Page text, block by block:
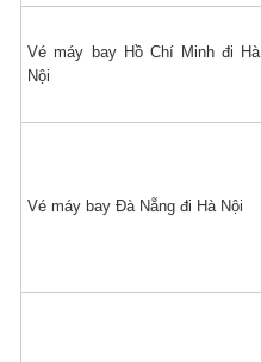
Vé máy bay Hồ Chí Minh đi Hà
Nội
Vé máy bay Đà Nẵng đi Hà Nội